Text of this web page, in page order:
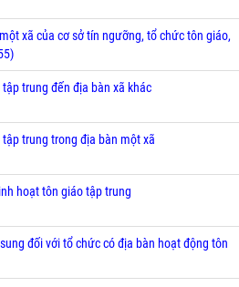
xã của cơ sở tín ngưỡng, tổ chức tôn giáo,
trung đến địa bàn xã khác
trung trong địa bàn một xã
hoạt tôn giáo tập trung
đối với tổ chức có địa bàn hoạt động tôn